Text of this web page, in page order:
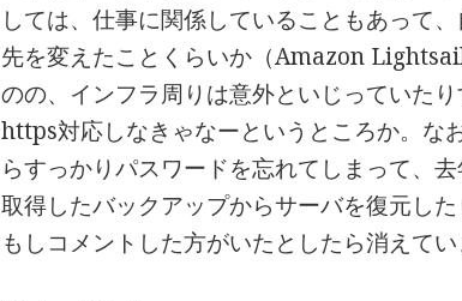
しては、仕事に関係していることもあって
先を変えたことくらいか（Amazon
のの、インフラ周りは意外といじっていた
https対応しなきゃなーというところか。な
らすっかりパスワードを忘れてしまって、
取得したバックアップからサーバを復元し
もしコメントした方がいたとしたら消えてい